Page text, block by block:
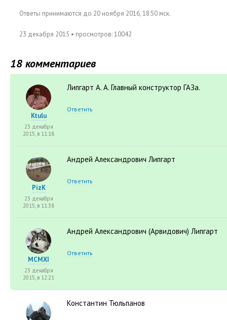
Ответы принимаются до 20 ноября 2016, 18:50 мск.
23 декабря 2015 • просмотров:10042
18 комментариев
Липгарт А. А. Главный конструктор ГАЗа.
Ответить
Ktulu
23 декабря
2015, в 11:18
Андрей Александрович Липгарт
Ответить
PizK
23 декабря
2015, в 11:38
Андрей Александрович (Арвидович) Липгарт
Ответить
MCMXI
23 декабря
2015, в 12:21
Константин Тюльпанов